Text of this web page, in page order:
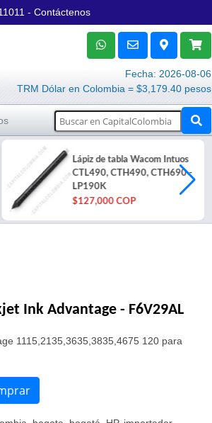
- Contáctenos
Fecha: 2026-08-06
TRM Dólar en Colombia = $3,179.40 pesos
Lápiz de tabla Wacom Intuos
CTL490, CTH490, CTH690 -
LP190K
$127,000 COP
Ink Advantage - F6V29AL
1115,2135,3635,3835,4675 120 para